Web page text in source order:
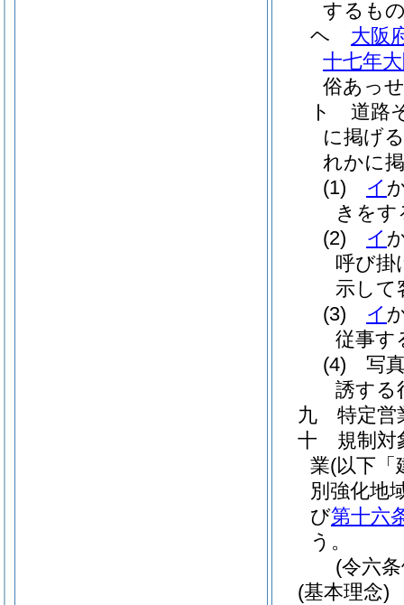
するも
ヘ
大阪
十七年
俗あっ
ト
道路
に掲げ
れかに
(1)
イ
きをす
(2)
イ
呼び掛
示して
(3)
イ
従事す
(4)
写
誘する
九
特定
十
規制
業(以下「
別強化地
び第十六
う。
(令六
(基本理念)